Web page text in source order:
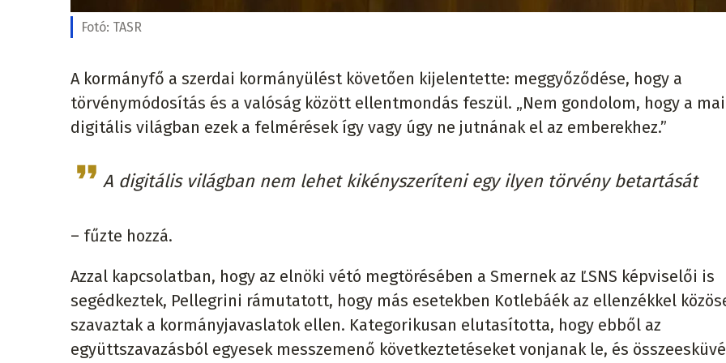
Fotó: TASR
A kormányfő a szerdai kormányülést követően kijelentette: meggyőződése, hogy a
törvénymódosítás és a valóság között ellentmondás feszül. „Nem gondolom, hogy a mai
digitális világban ezek a felmérések így vagy úgy ne jutnának el az emberekhez.”
A digitális világban nem lehet kikényszeríteni egy ilyen törvény betartását
– fűzte hozzá.
Azzal kapcsolatban, hogy az elnöki vétó megtörésében a Smernek az ĽSNS képviselői is
segédkeztek, Pellegrini rámutatott, hogy más esetekben Kotlebáék az ellenzékkel
szavaztak a kormányjavaslatok ellen. Kategorikusan elutasította, hogy ebből az
együttszavazásból egyesek messzemenő következtetéseket vonjanak le, és